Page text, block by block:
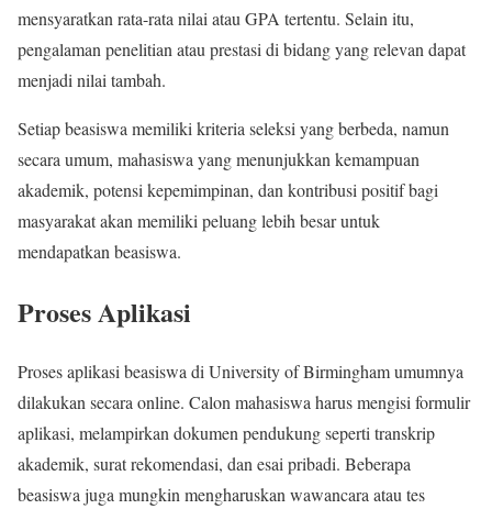
mensyaratkan rata-rata nilai atau GPA tertentu. Selain itu,
pengalaman penelitian atau prestasi di bidang yang relevan dapat
menjadi nilai tambah.
Setiap beasiswa memiliki kriteria seleksi yang berbeda, namun
secara umum, mahasiswa yang menunjukkan kemampuan
akademik, potensi kepemimpinan, dan kontribusi positif bagi
masyarakat akan memiliki peluang lebih besar untuk
mendapatkan beasiswa.
Proses Aplikasi
Proses aplikasi beasiswa di University of Birmingham umumnya
dilakukan secara online. Calon mahasiswa harus mengisi formulir
aplikasi, melampirkan dokumen pendukung seperti transkrip
akademik, surat rekomendasi, dan esai pribadi. Beberapa
beasiswa juga mungkin mengharuskan wawancara atau tes